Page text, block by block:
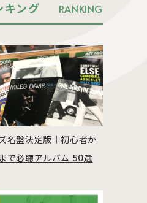
キング RANKING
名盤決定版｜初心者か
で必聴アルバム 50選